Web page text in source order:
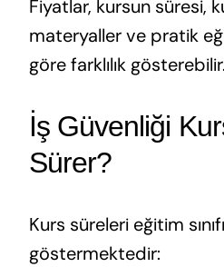
Fiyatlar, kursun süresi,
materyaller ve pratik
göre farklılık gösterebilir.
İş Güvenliği
Sürer?
Kurs süreleri eğitim
göstermektedir: